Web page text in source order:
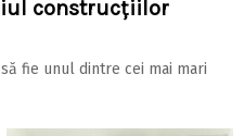
construcțiilor
fie unul dintre cei mai mari